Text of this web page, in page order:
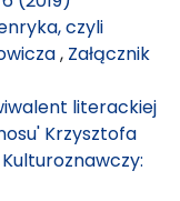
czyli
, Załącznik
literackiej
Krzysztofa
Kulturoznawczy: